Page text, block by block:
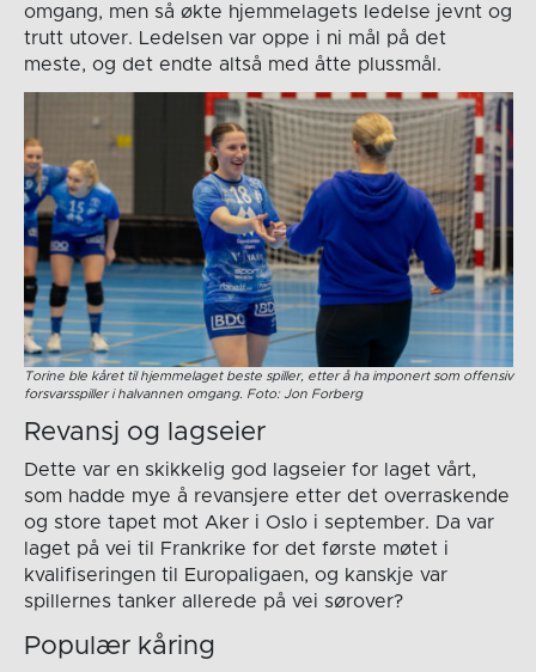
omgang, men så økte hjemmelagets ledelse jevnt og
trutt utover. Ledelsen var oppe i ni mål på det
meste, og det endte altså med åtte plussmål.
Torine ble kåret til hjemmelaget beste spiller, etter å ha imponert som offensiv
forsvarsspiller i halvannen omgang. Foto: Jon Forberg
Revansj og lagseier
Dette var en skikkelig god lagseier for laget vårt,
som hadde mye å revansjere etter det overraskende
og store tapet mot Aker i Oslo i september. Da var
laget på vei til Frankrike for det første møtet i
kvalifiseringen til Europaligaen, og kanskje var
spillernes tanker allerede på vei sørover?
Populær kåring